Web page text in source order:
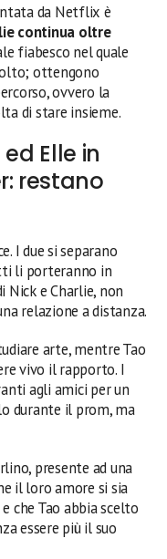
da Netflix è
continua oltre
fiabesco nel quale
ottengono
ovvero la
di stare insieme.
Elle in
restano
I due si separano
li porteranno in
Nick e Charlie, non
relazione a distanza.
arte, mentre Tao
vivo il rapporto. I
agli amici per un
durante il prom, ma
presente ad una
il loro amore si sia
Tao abbia scelto
essere più il suo